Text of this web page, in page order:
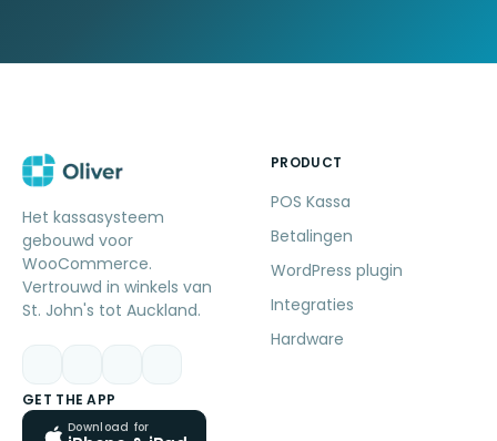
Het kassasysteem
gebouwd voor
WooCommerce.
Vertrouwd in winkels van
St. John's tot Auckland.
GET THE APP
Download for
PRODUCT
POS Kassa
Betalingen
WordPress plugin
Integraties
Hardware